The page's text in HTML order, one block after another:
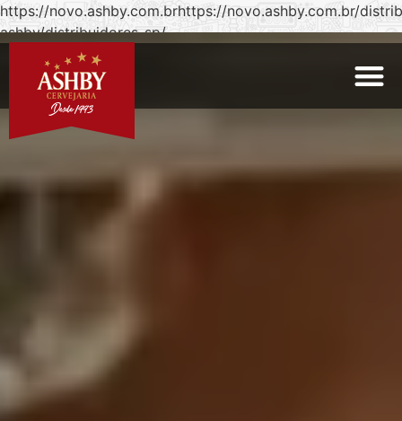
https://novo.ashby.com.brhttps://novo.ashby.com.br/
ashby/distribuidores-sp/